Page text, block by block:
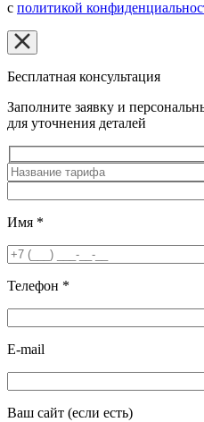
с политикой
Бесплатная консультация
Заполните заявку и
для уточнения деталей
Имя *
Телефон *
E-mail
Ваш сайт (если есть)